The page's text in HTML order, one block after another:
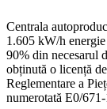
Centrala
1.605 kW/h
90% din necesarul
obținută o licență
Reglementare a
numerotată E0/